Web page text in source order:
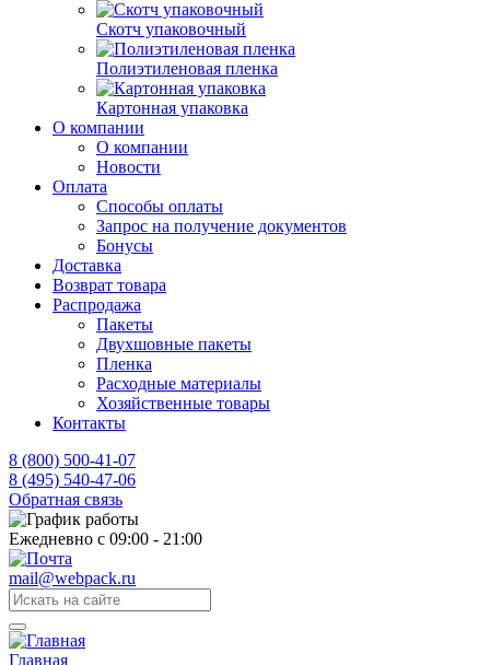
Скотч упаковочный
Полиэтиленовая пленка
Картонная упаковка
О компании
О компании
Новости
Оплата
Способы оплаты
Запрос на получение документов
Бонусы
Доставка
Возврат товара
Распродажа
Пакеты
Двухшовные пакеты
Пленка
Расходные материалы
Хозяйственные товары
Контакты
8 (800) 500-41-07
8 (495) 540-47-06
Обратная связь
Ежедневно с 09:00 - 21:00
mail@webpack.ru
Главная